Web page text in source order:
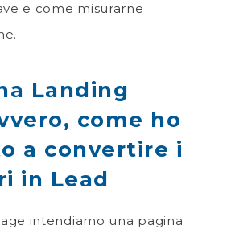
e come misurarne
Landing
come ho
a convertire i
in Lead
intendiamo una pagina